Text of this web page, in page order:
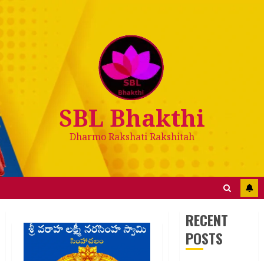
SBL Bhakthi
Dharmo Rakshati Rakshitah
RECENT
POSTS